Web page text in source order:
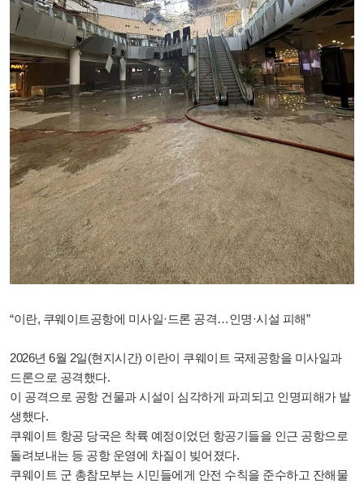
“이란, 쿠웨이트공항에 미사일·드론 공격…인명·시설 피해”
2026년 6월 2일(현지시간) 이란이 쿠웨이트 국제공항을 미사일과
드론으로 공격했다.
이 공격으로 공항 건물과 시설이 심각하게 파괴되고 인명피해가 발
생했다.
쿠웨이트 항공 당국은 착륙 예정이었던 항공기들을 인근 공항으로
돌려보내는 등 공항 운영에 차질이 빚어졌다.
쿠웨이트 군 총참모부는 시민들에게 안전 수칙을 준수하고 잔해물